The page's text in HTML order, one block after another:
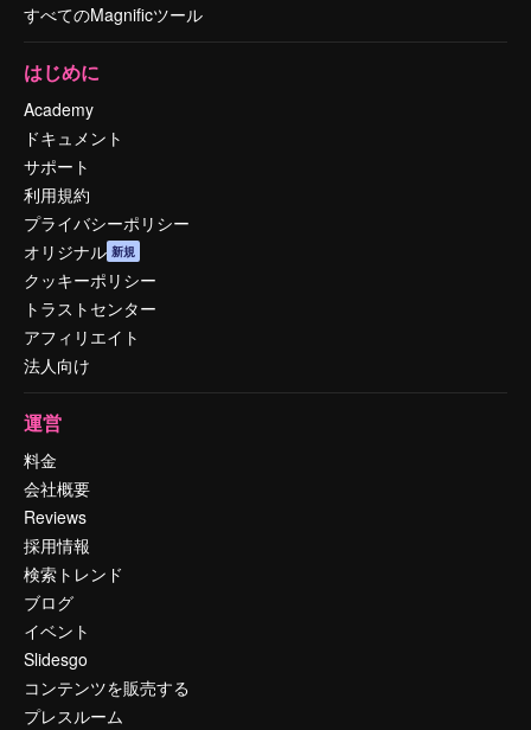
すべてのMagnificツール
はじめに
Academy
ドキュメント
サポート
利用規約
プライバシーポリシー
オリジナル 新規
クッキーポリシー
トラストセンター
アフィリエイト
法人向け
運営
料金
会社概要
Reviews
採用情報
検索トレンド
ブログ
イベント
Slidesgo
コンテンツを販売する
プレスルーム